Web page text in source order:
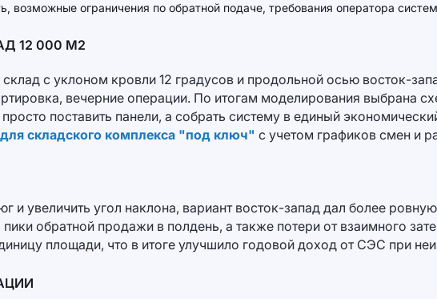
возможные ограничения по обратной подаче, требования оператора
12 000 М2
с уклоном кровли 12 градусов и продольной осью восток-
вечерние операции. По итогам моделирования выбрана
поставить панели, а собрать систему в единый
складского комплекса "под ключ" с учетом графиков смен и
и увеличить угол наклона, вариант восток-запад дал более
обратной продажи в полдень, а также потери от взаимного
площади, что в итоге улучшило годовой доход от СЭС при